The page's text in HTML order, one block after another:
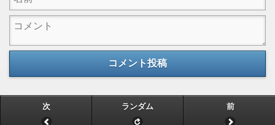
コメント投稿
次 ランダム 前